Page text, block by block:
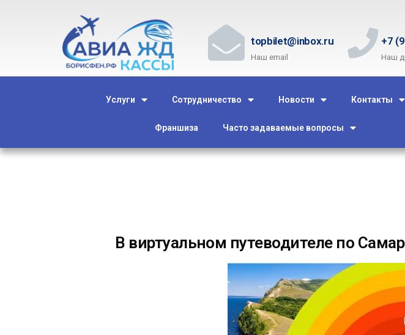
topbilet@inbox.ru
Наш email
+7
Наш
Услуги Сотрудничество Новости Контакты
Франшиза Часто задаваемые вопросы
В виртуальном путеводителе по